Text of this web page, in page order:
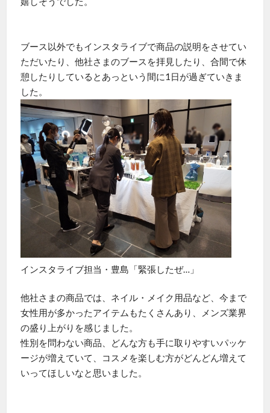
ブース以外でもインスタライブで商品の説明をさせてい
ただいたり、他社さまのブースを拝見したり、合間で休
憩したりしているとあっという間に1日が過ぎていきま
した。
インスタライブ担当・豊島「緊張したぜ…」
他社さまの商品では、ネイル・メイク用品など、今まで
女性用が多かったアイテムもたくさんあり、メンズ業界
の盛り上がりを感じました。
性別を問わない商品、どんな方も手に取りやすいパッケ
ージが増えていて、コスメを楽しむ方がどんどん増えて
いってほしいなと思いました。